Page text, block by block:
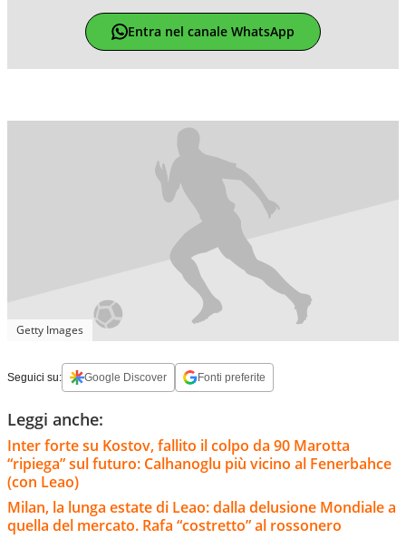
Entra nel canale WhatsApp
Getty Images
Seguici su: Google Discover Fonti preferite
Leggi anche:
Inter forte su Kostov, fallito il colpo da 90 Marotta
“ripiega” sul futuro: Calhanoglu più vicino al Fenerbahce
(con Leao)
Milan, la lunga estate di Leao: dalla delusione Mondiale a
quella del mercato. Rafa “costretto” al rossonero